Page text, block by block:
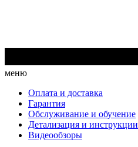
меню
Оплата и доставка
Гарантия
Обслуживание и обучение
Детализация и инструкции
Видеообзоры